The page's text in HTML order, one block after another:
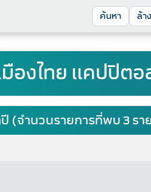
ล้า
องไทย แคปปิต
(จำนวนรายการที่พบ 3 รา